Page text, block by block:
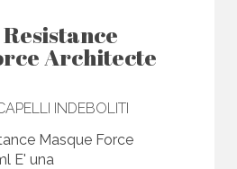
Architecte
INDEBOLITI
Masque Force
E' una